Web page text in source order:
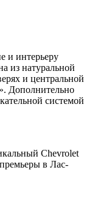
и интерьеру
из натуральной
и центральной
Дополнительно
системой
Chevrolet
в Лас-